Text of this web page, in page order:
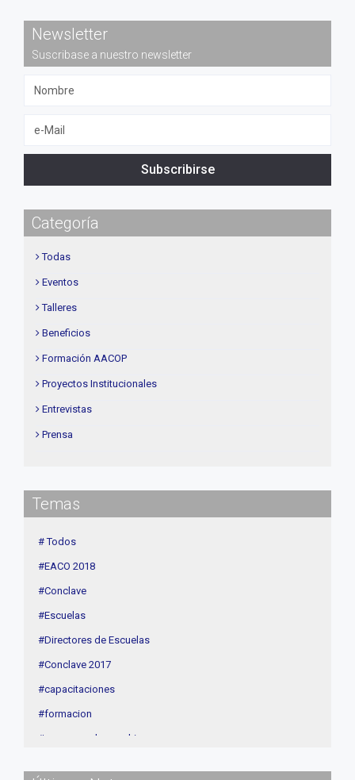
Newsletter
Suscribase a nuestro newsletter
Subscribirse
Categoría
Todas
Eventos
Talleres
Beneficios
Formación AACOP
Proyectos Institucionales
Entrevistas
Prensa
Contenidos de Interés
Cuota
Agenda
Linea Sociedad
Temas
# Todos
#EACO 2018
#Conclave
#Escuelas
#Directores de Escuelas
#Conclave 2017
#capacitaciones
#formacion
#procesos de coaching